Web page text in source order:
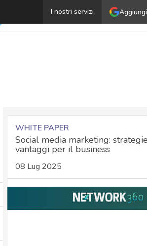
I nostri servizi
Perché Facebook e Instagram
WHITE PAPER
Social media marketing:
vantaggi per il business
08 Lug 2025